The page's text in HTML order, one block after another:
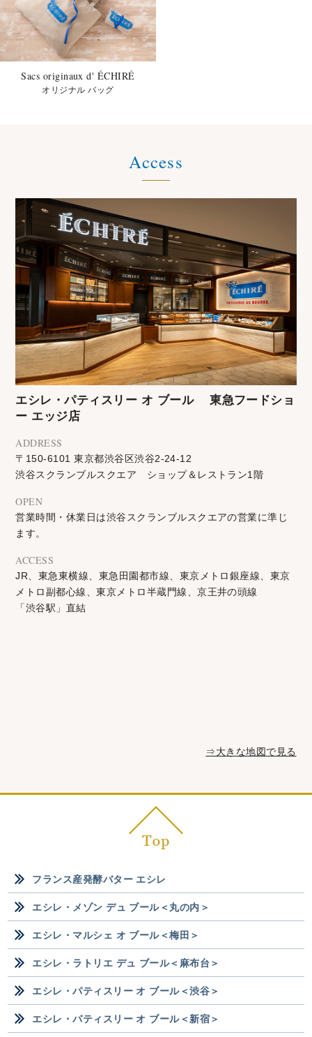
Sacs originaux d' ÉCHIRÉ
オリジナル バッグ
Access
エシレ・パティスリー オ ブール 東急フードショ
ー エッジ店
ADDRESS
〒150-6101 東京都渋谷区渋谷2-24-12
渋谷スクランブルスクエア ショップ＆レストラン1階
OPEN
営業時間・休業日は渋谷スクランブルスクエアの営業に準じ
ます。
ACCESS
JR、東急東横線、東急田園都市線、東京メトロ銀座線、東京
メトロ副都心線、東京メトロ半蔵門線、京王井の頭線
「渋谷駅」直結
⇒大きな地図で見る
フランス産発酵バター エシレ
エシレ・メゾン デュ ブール＜丸の内＞
エシレ・マルシェ オ ブール＜梅田＞
エシレ・ラトリエ デュ ブール＜麻布台＞
エシレ・パティスリー オ ブール＜渋谷＞
エシレ・パティスリー オ ブール＜新宿＞